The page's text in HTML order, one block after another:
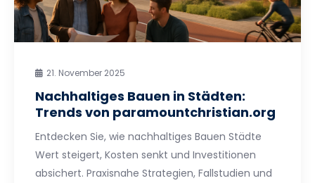
21. November 2025
Nachhaltiges Bauen in Städten:
Trends von paramountchristian.org
Entdecken Sie, wie nachhaltiges Bauen Städte
Wert steigert, Kosten senkt und Investitionen
absichert. Praxisnahe Strategien, Fallstudien und